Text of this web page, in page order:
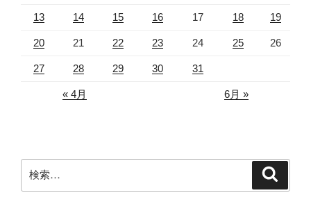
13 14 15 16 17 18 19
20 21 22 23 24 25 26
27 28 29 30 31
« 4月 6月 »
索: